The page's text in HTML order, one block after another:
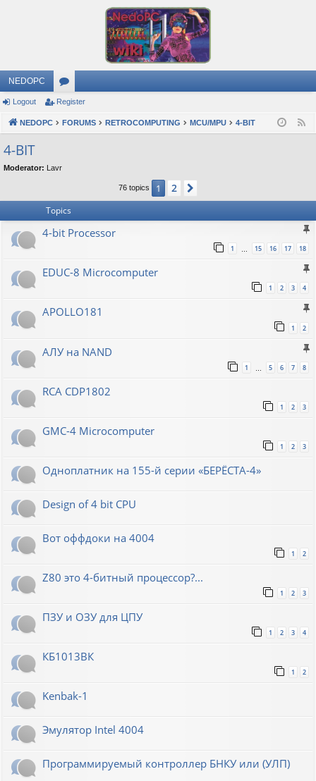
NEDOPC
or
u
s
Logout Register
NEDOPC FORUMS RETROCOMPUTING MCU/MPU 4-BIT
4-BIT
Moderator: Lavr
76 topics 1 2
Topics
4-bit Processor
1 … 15 16 17 18
EDUC-8 Microcomputer
1 2 3 4
APOLLO181
1 2
АЛУ на NAND
1 5 6 7 8
RCA CDP1802
1 2 3
GMC-4 Microcomputer
1 2 3
Одноплатник на 155-й серии «БЕРЁСТА-4»
Design of 4 bit CPU
Вот оффдоки на 4004
1 2
Z80 это 4-битный процессор?...
1 2 3
ПЗУ и ОЗУ для ЦПУ
1 2 3 4
КБ1013ВК
1 2
Kenbak-1
Эмулятор Intel 4004
Программируемый контроллер БНКУ или (УЛП)